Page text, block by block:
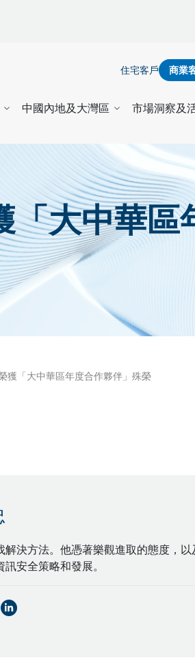
住宅客戶 商業
中國內地及大灣區 市場洞察及
「大中華區
獲「大中華區年度合作夥伴」殊榮
解決方法。他憑著樂觀進取的態度，
安全策略和發展。